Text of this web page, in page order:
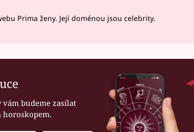
Prima ženy. Její doménou jsou celebrity.
vám budeme zasílat